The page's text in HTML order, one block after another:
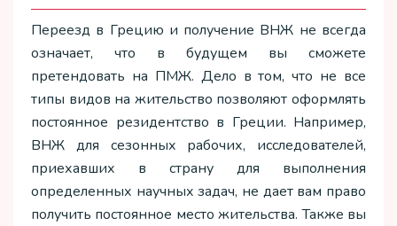
Переезд в Грецию и получение ВНЖ не всегда
означает, что в будущем вы сможете
претендовать на ПМЖ. Дело в том, что не все
типы видов на жительство позволяют оформлять
постоянное резидентство в Греции. Например,
ВНЖ для сезонных рабочих, исследователей,
приехавших в страну для выполнения
определенных научных задач, не дает вам право
получить постоянное место жительства. Также вы